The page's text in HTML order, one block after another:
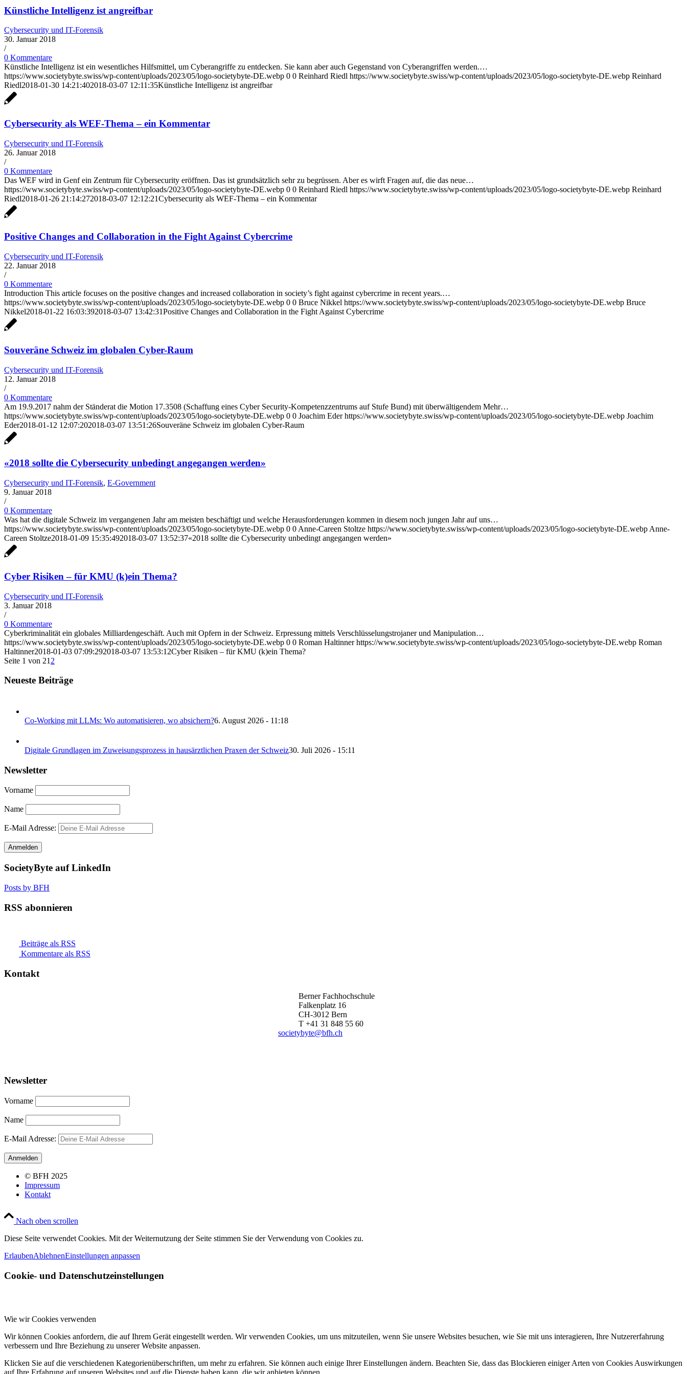
Künstliche Intelligenz ist angreifbar
Cybersecurity und IT-Forensik
30. Januar 2018
/
0 Kommentare
Künstliche Intelligenz ist ein wesentliches Hilfsmittel, um Cyberangriffe zu entdecken. Sie kann aber auch Gegenstand von Cyberangriffen werden.…
https://www.societybyte.swiss/wp-content/uploads/2023/05/logo-societybyte-DE.webp 0 0 Reinhard Riedl https://www.societybyte.swiss/wp-content/uploads/2023/05/logo-societybyte-DE.webp Reinhard
Riedl2018-01-30 14:21:402018-03-07 12:11:35Künstliche Intelligenz ist angreifbar
Cybersecurity als WEF-Thema – ein Kommentar
Cybersecurity und IT-Forensik
26. Januar 2018
/
0 Kommentare
Das WEF wird in Genf ein Zentrum für Cybersecurity eröffnen. Das ist grundsätzlich sehr zu begrüssen. Aber es wirft Fragen auf, die das neue…
https://www.societybyte.swiss/wp-content/uploads/2023/05/logo-societybyte-DE.webp 0 0 Reinhard Riedl https://www.societybyte.swiss/wp-content/uploads/2023/05/logo-societybyte-DE.webp Reinhard
Riedl2018-01-26 21:14:272018-03-07 12:12:21Cybersecurity als WEF-Thema – ein Kommentar
Positive Changes and Collaboration in the Fight Against Cybercrime
Cybersecurity und IT-Forensik
22. Januar 2018
/
0 Kommentare
Introduction This article focuses on the positive changes and increased collaboration in society’s fight against cybercrime in recent years.…
https://www.societybyte.swiss/wp-content/uploads/2023/05/logo-societybyte-DE.webp 0 0 Bruce Nikkel https://www.societybyte.swiss/wp-content/uploads/2023/05/logo-societybyte-DE.webp Bruce
Nikkel2018-01-22 16:03:392018-03-07 13:42:31Positive Changes and Collaboration in the Fight Against Cybercrime
Souveräne Schweiz im globalen Cyber-Raum
Cybersecurity und IT-Forensik
12. Januar 2018
/
0 Kommentare
Am 19.9.2017 nahm der Ständerat die Motion 17.3508 (Schaffung eines Cyber Security-Kompetenzzentrums auf Stufe Bund) mit überwältigendem Mehr…
https://www.societybyte.swiss/wp-content/uploads/2023/05/logo-societybyte-DE.webp 0 0 Joachim Eder https://www.societybyte.swiss/wp-content/uploads/2023/05/logo-societybyte-DE.webp Joachim
Eder2018-01-12 12:07:202018-03-07 13:51:26Souveräne Schweiz im globalen Cyber-Raum
«2018 sollte die Cybersecurity unbedingt angegangen werden»
Cybersecurity und IT-Forensik, E-Government
9. Januar 2018
/
0 Kommentare
Was hat die digitale Schweiz im vergangenen Jahr am meisten beschäftigt und welche Herausforderungen kommen in diesem noch jungen Jahr auf uns…
https://www.societybyte.swiss/wp-content/uploads/2023/05/logo-societybyte-DE.webp 0 0 Anne-Careen Stoltze https://www.societybyte.swiss/wp-content/uploads/2023/05/logo-societybyte-DE.webp Anne-
Careen Stoltze2018-01-09 15:35:492018-03-07 13:52:37«2018 sollte die Cybersecurity unbedingt angegangen werden»
Cyber Risiken – für KMU (k)ein Thema?
Cybersecurity und IT-Forensik
3. Januar 2018
/
0 Kommentare
Cyberkriminalität ein globales Milliardengeschäft. Auch mit Opfern in der Schweiz. Erpressung mittels Verschlüsselungstrojaner und Manipulation…
https://www.societybyte.swiss/wp-content/uploads/2023/05/logo-societybyte-DE.webp 0 0 Roman Haltinner https://www.societybyte.swiss/wp-content/uploads/2023/05/logo-societybyte-DE.webp Roman
Haltinner2018-01-03 07:09:292018-03-07 13:53:12Cyber Risiken – für KMU (k)ein Thema?
Seite 1 von 21 2
Neueste Beiträge
Co-Working mit LLMs: Wo automatisieren, wo absichern?6. August 2026 - 11:18
Digitale Grundlagen im Zuweisungsprozess in hausärztlichen Praxen der Schweiz30. Juli 2026 - 15:11
Newsletter
Vorname
Name
E-Mail Adresse:
SocietyByte auf LinkedIn
Posts by BFH
RSS abonnieren
Beiträge als RSS
Kommentare als RSS
Kontakt
Berner Fachhochschule
Falkenplatz 16
CH-3012 Bern
T +41 31 848 55 60
societybyte@bfh.ch
Newsletter
Vorname
Name
E-Mail Adresse:
© BFH 2025
Impressum
Kontakt
Nach oben scrollen
Diese Seite verwendet Cookies. Mit der Weiternutzung der Seite stimmen Sie der Verwendung von Cookies zu.
ErlaubenAblehnenEinstellungen anpassen
Cookie- und Datenschutzeinstellungen
Wie wir Cookies verwenden
Wir können Cookies anfordern, die auf Ihrem Gerät eingestellt werden. Wir verwenden Cookies, um uns mitzuteilen, wenn Sie unsere Websites besuchen, wie Sie mit uns interagieren, Ihre Nutzererfahrung
verbessern und Ihre Beziehung zu unserer Website anpassen.
Klicken Sie auf die verschiedenen Kategorienüberschriften, um mehr zu erfahren. Sie können auch einige Ihrer Einstellungen ändern. Beachten Sie, dass das Blockieren einiger Arten von Cookies Auswirkungen
auf Ihre Erfahrung auf unseren Websites und auf die Dienste haben kann, die wir anbieten können.